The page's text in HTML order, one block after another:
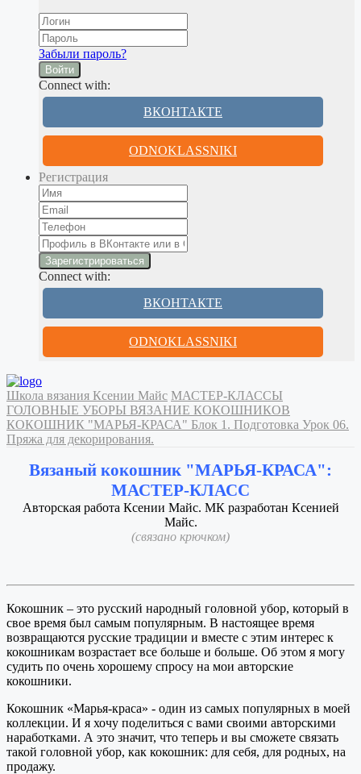
Забыли пароль?
Войти
Connect with:
ВКОНТАКТЕ
ODNOKLASSNIKI
Регистрация
Connect with:
ВКОНТАКТЕ
ODNOKLASSNIKI
Школа вязания Ксении Майс МАСТЕР-КЛАССЫ
ГОЛОВНЫЕ УБОРЫ ВЯЗАНИЕ КОКОШНИКОВ
КОКОШНИК "МАРЬЯ-КРАСА" Блок 1. Подготовка Урок 06.
Пряжа для декорирования.
Вязаный кокошник "МАРЬЯ-КРАСА":
МАСТЕР-КЛАСС
Авторская работа Ксении Майс. МК разработан Ксенией
Майс.
(связано крючком)
Кокошник – это русский народный головной убор, который в
свое время был самым популярным. В настоящее время
возвращаются русские традиции и вместе с этим интерес к
кокошникам возрастает все больше и больше. Об этом я могу
судить по очень хорошему спросу на мои авторские
кокошники.
Кокошник «Марья-краса» - один из самых популярных в моей
коллекции. И я хочу поделиться с вами своими авторскими
наработками. А это значит, что теперь и вы сможете связать
такой головной убор, как кокошник: для себя, для родных, на
продажу.